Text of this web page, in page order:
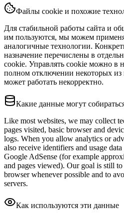
Файлы cookie и похожие
Для стабильной работы сайта и
им пользуются, мы можем
аналогичные технологии.
назначение перечислены в
cookie. Управлять cookie можно в
полном отключении некоторых из
может работать некорректно.
Какие данные могут
Like most websites, we may collect
pages visited, basic browser and
logs. When you allow analytics or
also receive identifiers and usage
Google AdSense (for example
and pages viewed). Our goal is still
browser whenever possible and to
servers.
Как используются эти данные